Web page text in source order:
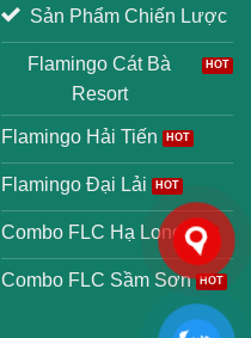
Sản Phẩm Chiến Lược
Flamingo Cát Bà
Resort
Flamingo Hải Tiến
Flamingo Đại Lải
Combo FLC Hạ Long
Combo FLC Sầm Sơn